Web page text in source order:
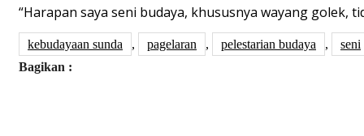
“Harapan saya seni budaya, khususnya wayang golek,
kebudayaan sunda , pagelaran , pelestarian budaya ,
seni
Bagikan :